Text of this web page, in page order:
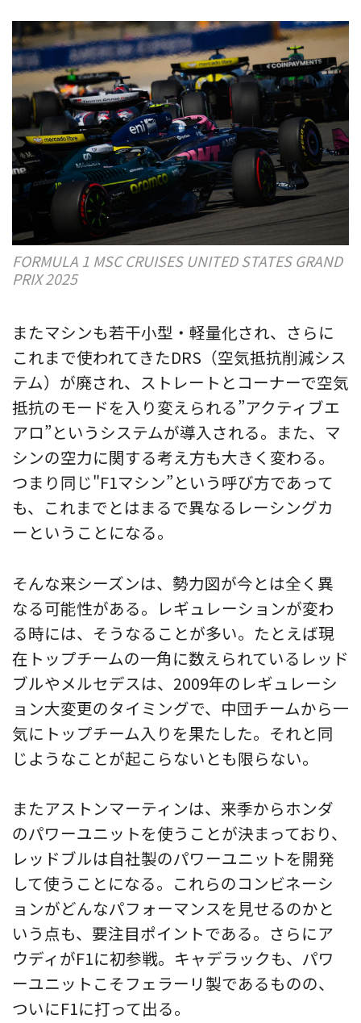
FORMULA 1 MSC CRUISES UNITED STATES GRAND
PRIX 2025
またマシンも若干小型・軽量化され、さらに
これまで使われてきたDRS（空気抵抗削減シス
テム）が廃され、ストレートとコーナーで空気
抵抗のモードを入り変えられる”アクティブエ
アロ”というシステムが導入される。また、マ
シンの空力に関する考え方も大きく変わる。
つまり同じ"F1マシン”という呼び方であって
も、これまでとはまるで異なるレーシングカ
ーということになる。
そんな来シーズンは、勢力図が今とは全く異
なる可能性がある。レギュレーションが変わ
る時には、そうなることが多い。たとえば現
在トップチームの一角に数えられているレッド
ブルやメルセデスは、2009年のレギュレーシ
ョン大変更のタイミングで、中団チームから一
気にトップチーム入りを果たした。それと同
じようなことが起こらないとも限らない。
またアストンマーティンは、来季からホンダ
のパワーユニットを使うことが決まっており、
レッドブルは自社製のパワーユニットを開発
して使うことになる。これらのコンビネーシ
ョンがどんなパフォーマンスを見せるのかと
いう点も、要注目ポイントである。さらにア
ウディがF1に初参戦。キャデラックも、パワ
ーユニットこそフェラーリ製であるものの、
ついにF1に打って出る。